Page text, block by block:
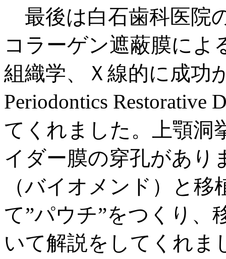
最後は白石歯科医院
コラーゲン遮蔽膜によ
組織学、Ｘ線的に成功
Periodontics Restorative
てくれました。上顎洞
イダー膜の穿孔があり
（バイオメンド）と
て”パウチ”をつくり、
いて解説をしてくれま